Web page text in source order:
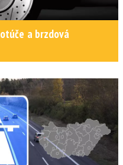
a brzdová